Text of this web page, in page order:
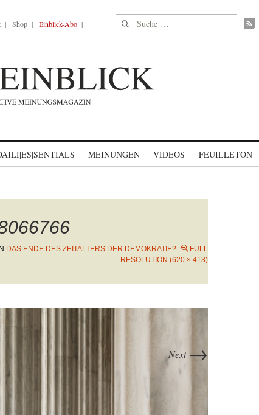
Shop Einblick-Abo Suche nach:
MEINUNGEN VIDEOS FEUILLETON
IN DAS ENDE DES ZEITALTERS DER DEMOKRATIE?
FULL
RESOLUTION (620 × 413)
Next →